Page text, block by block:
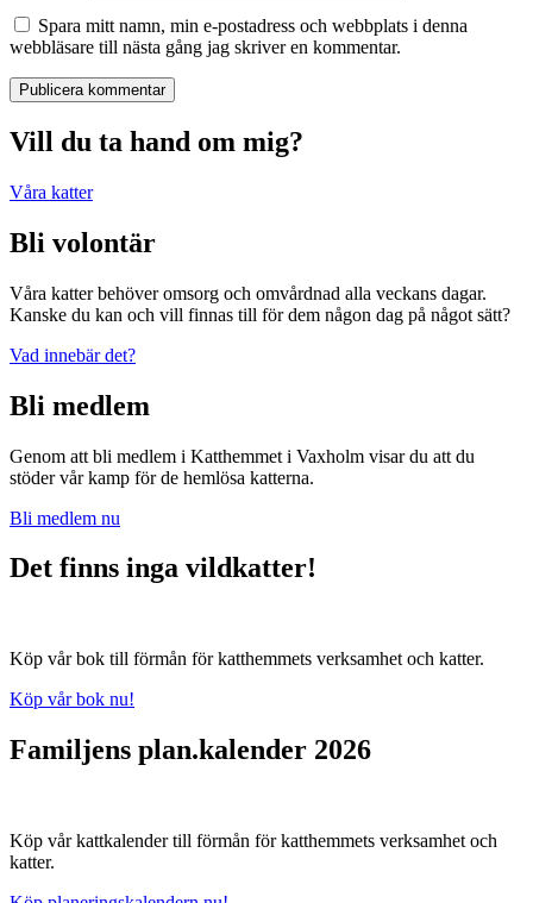
Spara mitt namn, min e-postadress och webbplats i denna
webbläsare till nästa gång jag skriver en kommentar.
Publicera kommentar
Vill du ta hand om mig?
Våra katter
Bli volontär
Våra katter behöver omsorg och omvårdnad alla veckans dagar.
Kanske du kan och vill finnas till för dem någon dag på något sätt?
Vad innebär det?
Bli medlem
Genom att bli medlem i Katthemmet i Vaxholm visar du att du
stöder vår kamp för de hemlösa katterna.
Bli medlem nu
Det finns inga vildkatter!
Köp vår bok till förmån för katthemmets verksamhet och katter.
Köp vår bok nu!
Familjens plan.kalender 2026
Köp vår kattkalender till förmån för katthemmets verksamhet och
katter.